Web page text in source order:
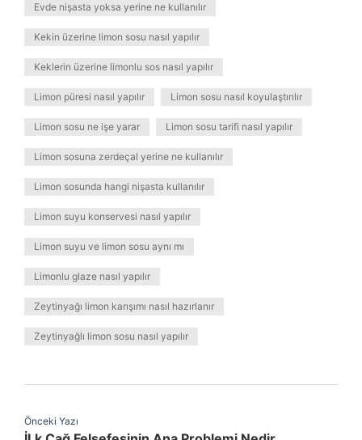
Evde nişasta yoksa yerine ne kullanılır
Kekin üzerine limon sosu nasıl yapılır
Keklerin üzerine limonlu sos nasıl yapılır
Limon püresi nasıl yapılır Limon sosu nasıl koyulaştırılır
Limon sosu ne işe yarar Limon sosu tarifi nasıl yapılır
Limon sosuna zerdeçal yerine ne kullanılır
Limon sosunda hangi nişasta kullanılır
Limon suyu konservesi nasıl yapılır
Limon suyu ve limon sosu aynı mı
Limonlu glaze nasıl yapılır
Zeytinyağı limon karışımı nasıl hazırlanır
Zeytinyağlı limon sosu nasıl yapılır
Önceki Yazı